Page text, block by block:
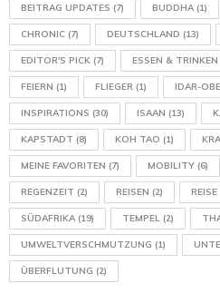
BEITRAG UPDATES (7) BUDDHA(1)
CHRONIC (7) DEUTSCHLAND (13)
EDITOR'S PICK (7) ESSEN & TRINKEN
FEIERN (1) FLIEGER (1) IDAR-
INSPIRATIONS (30) ISAAN (13)
KAPSTADT (8) KOH TAO (1)
MEINE FAVORITEN (7) MOBILITY (6)
REGENZEIT (2) REISEN (2)
SÜDAFRIKA(19) TEMPEL (2)
UMWELTVERSCHMUTZUNG (1)
ÜBERFLUTUNG (2)